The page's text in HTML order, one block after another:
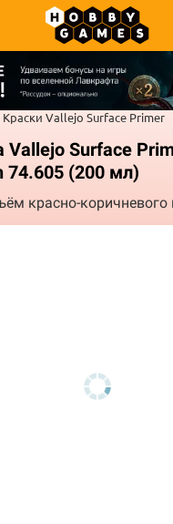
Краски Vallejo Surface Primer
Vallejo Surface
74.605 (200 мл)
красно-коричневого